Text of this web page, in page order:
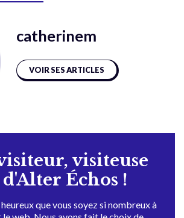
catherinem
VOIR SES ARTICLES
visiteuse
Échos !
que vous soyez si nombreux à